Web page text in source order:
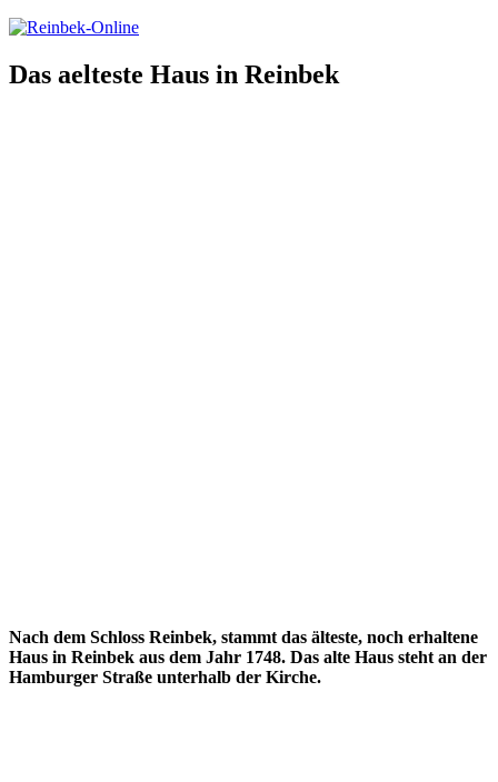
Das aelteste Haus in Reinbek
Nach dem Schloss Reinbek, stammt das älteste, noch erhaltene
Haus in Reinbek aus dem Jahr 1748. Das alte Haus steht an der
Hamburger Straße unterhalb der Kirche.